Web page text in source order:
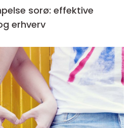
sorø: effektive
erhverv